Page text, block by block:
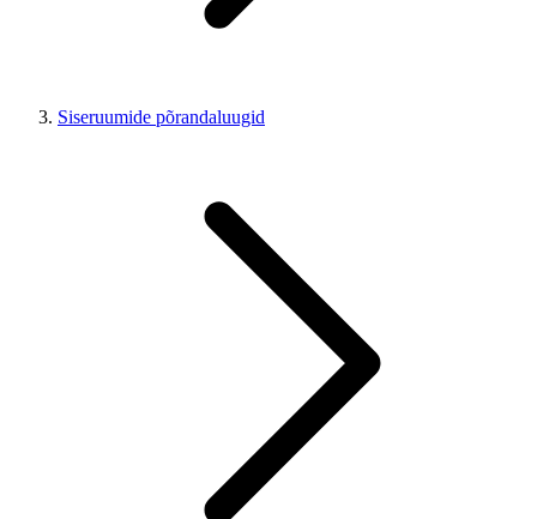
Siseruumide põrandaluugid